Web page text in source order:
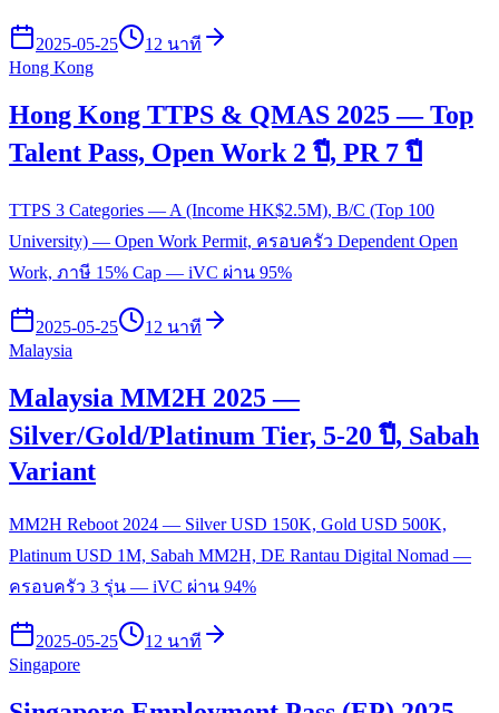
2025-05-25
12 นาที
Hong Kong
Hong Kong TTPS & QMAS 2025 — Top
Talent Pass, Open Work 2 ปี, PR 7 ปี
TTPS 3 Categories — A (Income HK$2.5M), B/C (Top 100
University) — Open Work Permit, ครอบครัว Dependent Open
Work, ภาษี 15% Cap — iVC ผ่าน 95%
2025-05-25
12 นาที
Malaysia
Malaysia MM2H 2025 —
Silver/Gold/Platinum Tier, 5-20 ปี, Sabah
Variant
MM2H Reboot 2024 — Silver USD 150K, Gold USD 500K,
Platinum USD 1M, Sabah MM2H, DE Rantau Digital Nomad —
ครอบครัว 3 รุ่น — iVC ผ่าน 94%
2025-05-25
12 นาที
Singapore